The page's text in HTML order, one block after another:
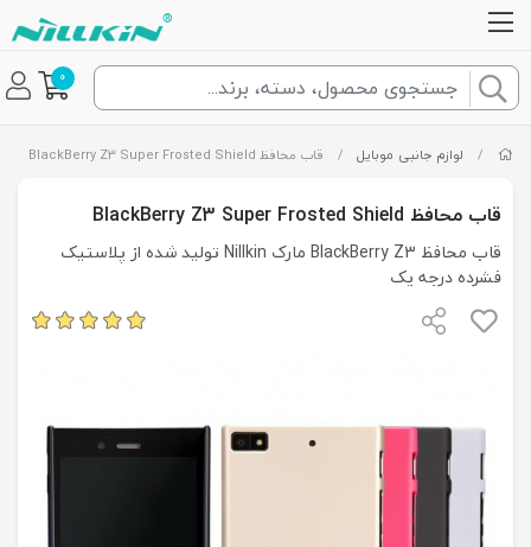
0
/ لوازم جانبی موبایل / قاب محافظ BlackBerry Z3 Super Frosted Shield
قاب محافظ BlackBerry Z3 Super Frosted Shield
قاب محافظ BlackBerry Z3 مارک Nillkin تولید شده از پلاستیک
فشرده درجه یک